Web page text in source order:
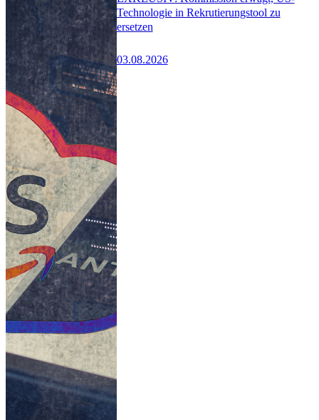
Technologie in Rekrutierungstool zu
ersetzen
03.08.2026